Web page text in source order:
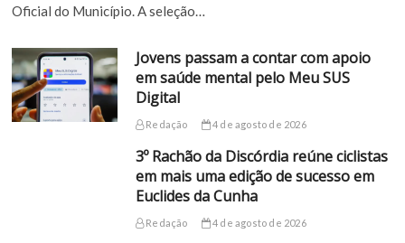
Oficial do Município. A seleção…
Jovens passam a contar com apoio
em saúde mental pelo Meu SUS
Digital
Redação 4 de agosto de 2026
3º Rachão da Discórdia reúne ciclistas
em mais uma edição de sucesso em
Euclides da Cunha
Redação 4 de agosto de 2026